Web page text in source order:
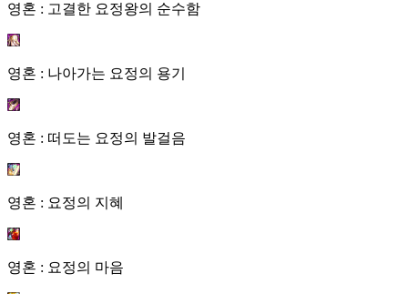
영혼 : 고결한 요정왕의 순수함
영혼 : 나아가는 요정의 용기
영혼 : 떠도는 요정의 발걸음
영혼 : 요정의 지혜
영혼 : 요정의 마음